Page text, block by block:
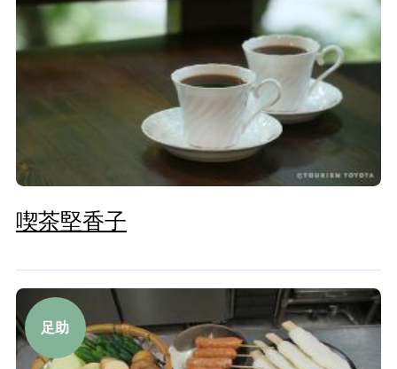
喫茶堅香子
足助